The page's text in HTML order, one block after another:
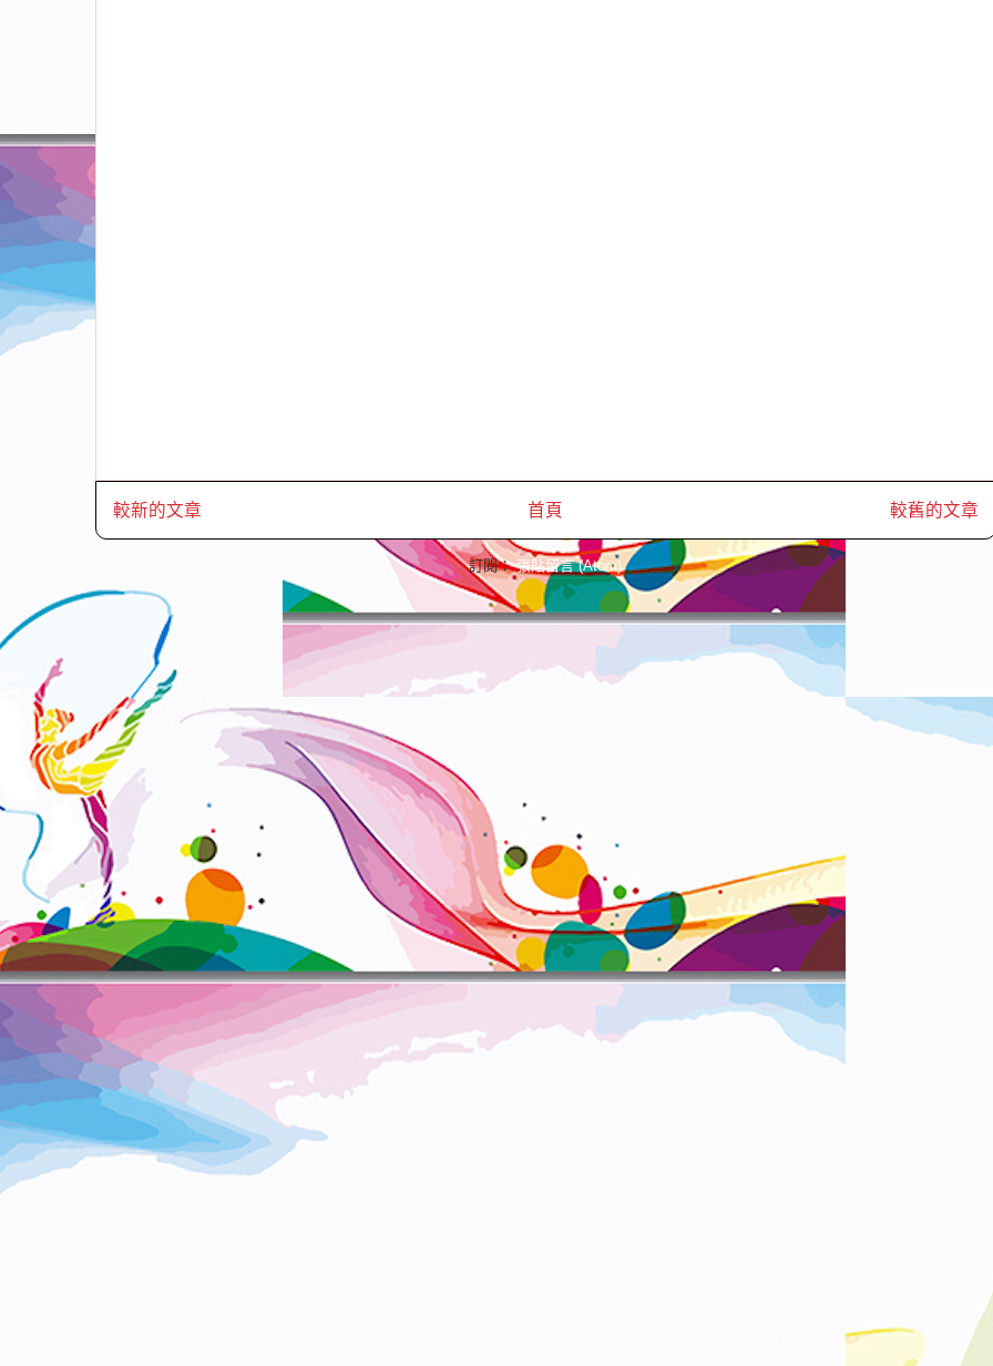
較新的文章 較舊的文章
首頁
訂閱：張貼留言 (Atom)